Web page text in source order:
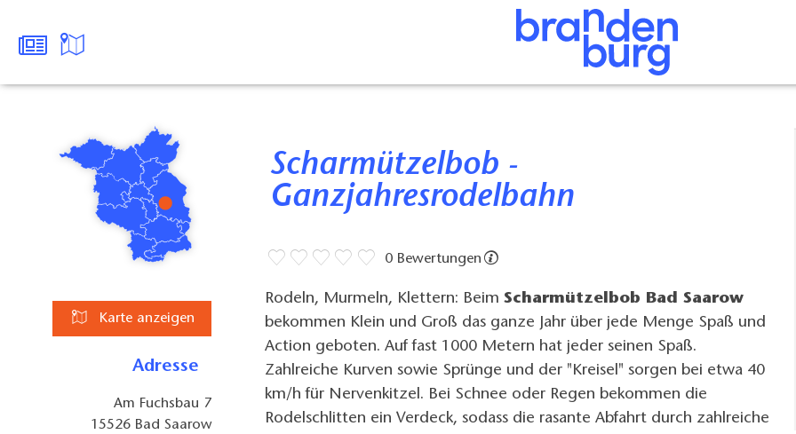
Karte anzeigen
Adresse
Am Fuchsbau 7
15526 Bad Saarow
Scharmützelbob -
Ganzjahresrodelbahn
0 Bewertungen
Rodeln, Murmeln, Klettern: BeimScharmützelbob Bad Saarow
bekommen Klein und Groß das ganze Jahr über jede Menge Spaß und
Action geboten. Auf fast 1000 Metern hat jeder seinen Spaß.
Zahlreiche Kurven sowie Sprünge und der "Kreisel" sorgen bei etwa 40
km/h für Nervenkitzel. Bei Schnee oder Regen bekommen die
Rodelschlitten ein Verdeck, sodass die rasante Abfahrt durch zahlreiche